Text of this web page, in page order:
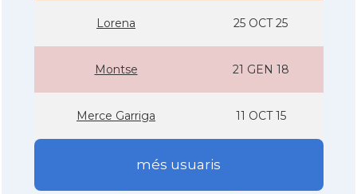
Lorena 25 OCT 25
Montse 21 GEN 18
Merce Garriga 11 OCT 15
més usuaris